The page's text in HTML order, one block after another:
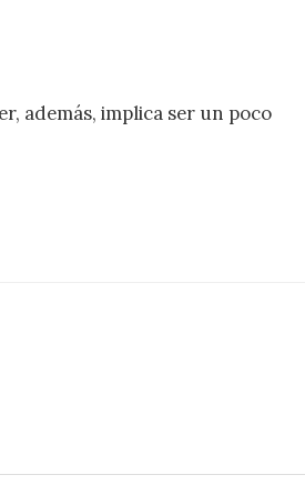
además, implica ser un poco